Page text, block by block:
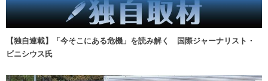
【独自連載】「今そこにある危機」を読み解く 国際ジャーナリスト・
ビニシウス氏